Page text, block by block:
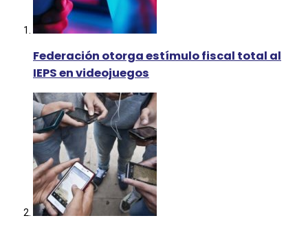
Federación otorga estímulo fiscal total al
IEPS en videojuegos